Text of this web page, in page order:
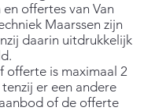
offertes van Van
Maarssen zijn
daarin uitdrukkelijk
offerte is maximaal 2
er een andere
of de offerte